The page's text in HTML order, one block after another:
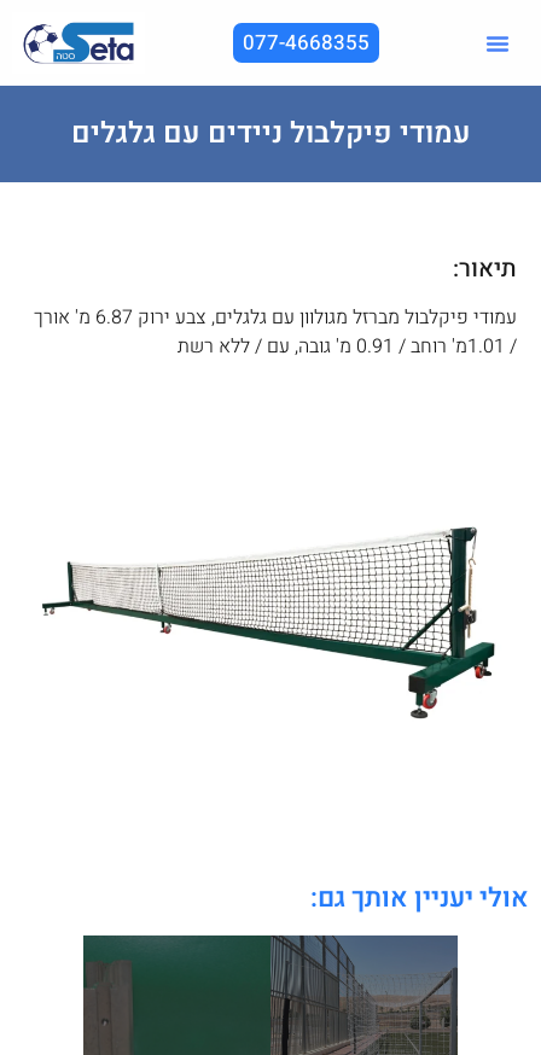
077-4668355
עמודי פיקלבול ניידים עם גלגלים
תיאור:
עמודי פיקלבול מברזל מגולוון עם גלגלים, צבע ירוק 6.87 מ' אורך
/ 1.01מ' רוחב / 0.91 מ' גובה, עם / ללא רשת
אולי יעניין אותך גם: